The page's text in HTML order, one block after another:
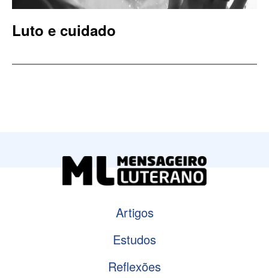
Luto e cuidado
Artigos
Estudos
Reflexões